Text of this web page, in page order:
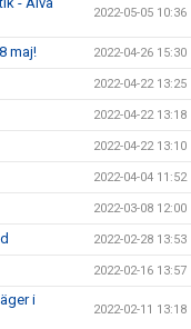
2022-05-05 10:36
maj! 2022-04-26 15:30
2022-04-22 13:25
2022-04-22 13:18
2022-04-22 13:10
2022-04-04 11:52
2022-03-08 12:00
2022-02-28 13:53
2022-02-16 13:57
i
2022-02-11 13:18